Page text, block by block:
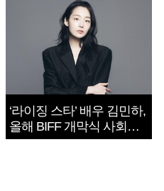
‘라이징 스타’ 배우 김민하,
올해 BIFF 개막식 사회자
확정